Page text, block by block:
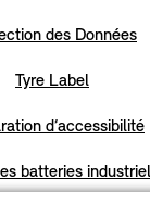
des Données
Tyre Label
d’accessibilité
batteries